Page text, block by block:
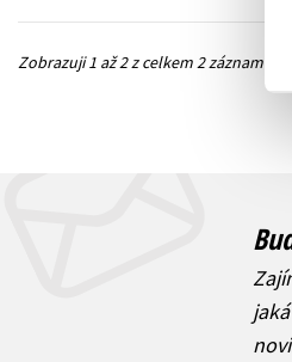
Zobrazuji 1 až 2 z celkem 2 záznamů